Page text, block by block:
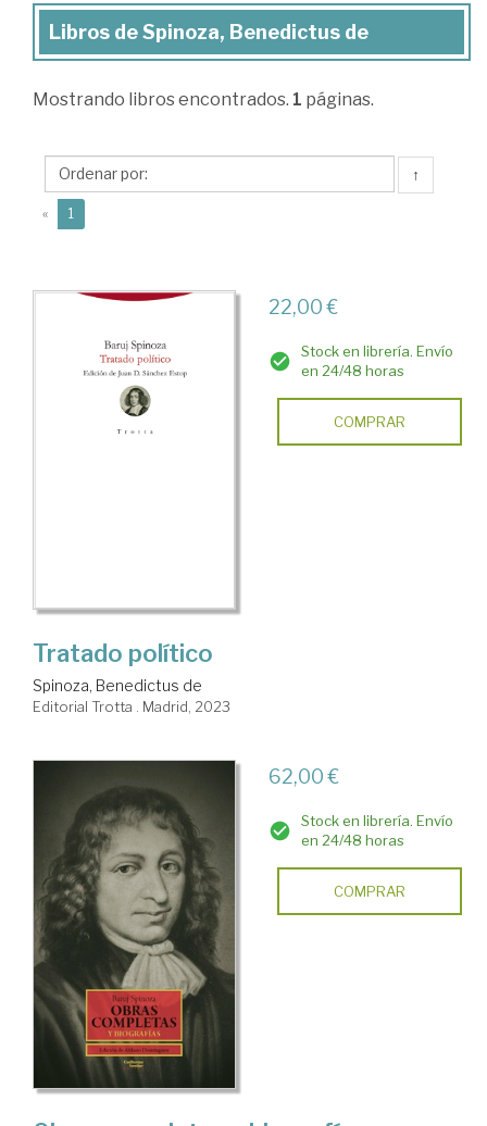
Libros
Spinoza,
de
Libros de Spinoza, Benedictus de
Mostrando libros encontrados. 1 páginas.
↑
« 1
22,00 €
Stock en librería. Envío
en 24/48 horas
COMPRAR
Tratado político
Spinoza, Benedictus de
Editorial Trotta . Madrid, 2023
62,00 €
Stock en librería. Envío
en 24/48 horas
COMPRAR